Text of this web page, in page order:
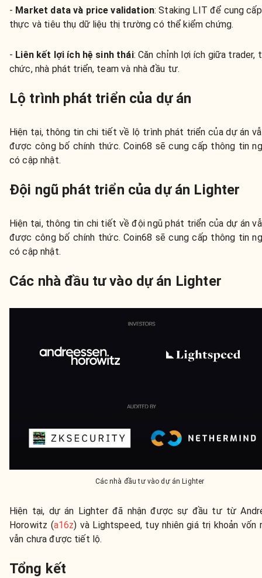
- Market data và price validation: Staking LIT để cung
thực và tiêu thụ dữ liệu thị trường có thể kiểm chứng.
- Liên kết lợi ích hệ sinh thái: Căn chỉnh lợi ích giữa trader,
chức, nhà phát triển, team và nhà đầu tư.
Lộ trình phát triển của dự án
Hiện tại, thông tin chi tiết về lộ trình phát triển của dự án
được công bố chính thức. Coin68 sẽ cung cấp thông tin
có cập nhật.
Đội ngũ phát triển của dự án Lighter
Hiện tại, thông tin chi tiết về đội ngũ phát triển của dự án
được công bố chính thức. Coin68 sẽ cung cấp thông tin
có cập nhật.
Các nhà đầu tư vào dự án Lighter
Các nhà đầu tư vào dự án Lighter
Hiện tại, dự án Lighter đã nhận được sự đầu tư từ
Horowitz (a16z) và Lightspeed, tuy nhiên giá trị khoản vốn
vẫn chưa được tiết lộ.
Tổng kết